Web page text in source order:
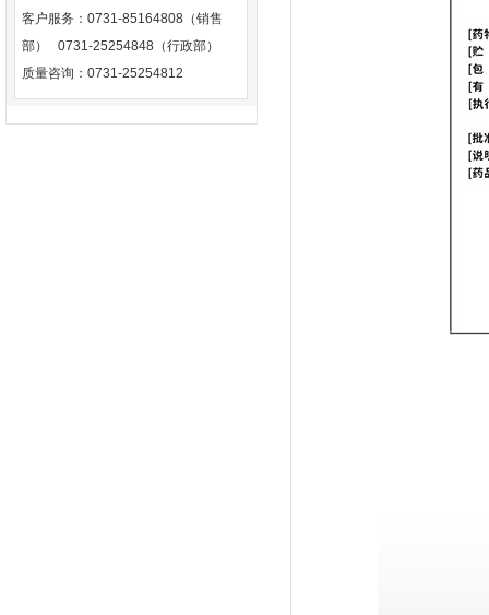
客户服务：0731-85164808（销售
部） 0731-25254848（行政部）
质量咨询：0731-25254812